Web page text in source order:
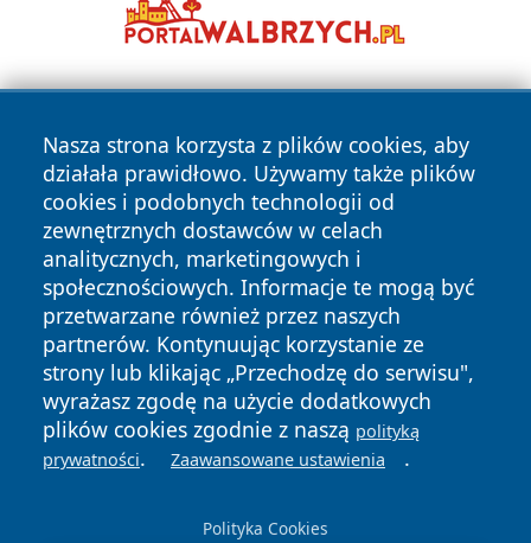
Nasza strona korzysta z plików cookies, aby
działała prawidłowo. Używamy także plików
cookies i podobnych technologii od
zewnętrznych dostawców w celach
analitycznych, marketingowych i
społecznościowych. Informacje te mogą być
przetwarzane również przez naszych
partnerów. Kontynuując korzystanie ze
strony lub klikając „Przechodzę do serwisu",
wyrażasz zgodę na użycie dodatkowych
plików cookies zgodnie z naszą polityką
prywatności. Zaawansowane ustawienia .
Polityka Cookies
Copyright © 2026 lubliniec360.pl Wszystkie prawa
zastrzeżone.
News Autorzy
Polityka
Prywatności
Polityka
Cookies